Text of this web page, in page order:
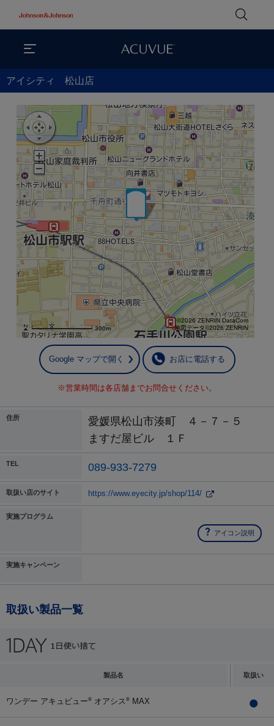
アイシティ 松山店
300m
©2026 ZENRIN DataCom
地図データ©2026 ZENRIN
Google マップで開く お店に電話する
※営業時間は各店舗までお問合せください。
住所
愛媛県松山市湊町 ４－７－５
ますだ屋ビル １Ｆ
TEL 089-933-7279
取扱い店のサイト https://www.eyecity.jp/shop/114/
実施プログラム
アイコン説明
実施キャンペーン
取扱い製品一覧
製品名 取扱い
ワンデー アキュビュー® オアシス ® MAX